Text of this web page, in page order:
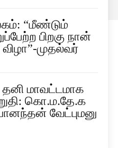
“மீண்டும்
பிறகு நான்
முதல்வர்
மாவட்டமாக
கொ.ம.தே.க
வேட்புமனு